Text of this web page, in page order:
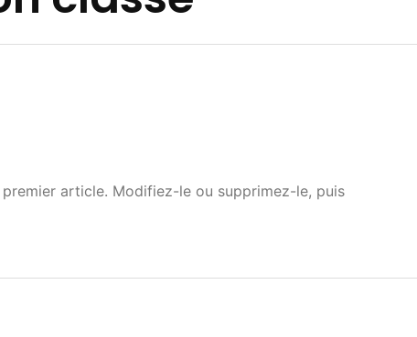
article. Modifiez-le ou supprimez-le, puis